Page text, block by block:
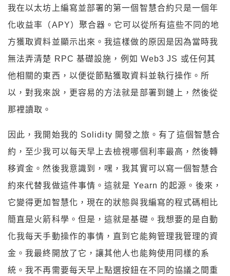
我在以太坊上編寫並部署的第一個智慧合約只是一個年
化收益率（APY）聚合器。它可以從所有這些不同的地
方獲取資料並顯示出來。我這樣做的原因是因為當時我
無法弄清楚 RPC 基礎設施，例如 Web3 JS 或任何其
他相關的東西，以便從節點獲取資料並執行操作。所
以，對我來說，更容易的方法就是部署到鏈上，然後從
那裡讀取。
因此，我開始我的 Solidity 開發之旅。有了這個智慧合
約，至少我可以每天早上去檢視哪個利率最高，然後轉
移資金。然後我意識到，嘿，我其實可以寫一個智慧合
約來代替我做這件事情。這就是 Yearn 的起源。後來，
它變得更加智慧化，現在的狀態與我編寫的程式碼相比
簡直是火箭科學。但是，這就是基礎。我想要的是自動
化我每天手動操作的事情，直到它能夠管理我管理的資
金。我最終開放了它，讓其他人也能夠使用同樣的系
統。我不再需要每天早上點選按鈕在不同的協議之間重